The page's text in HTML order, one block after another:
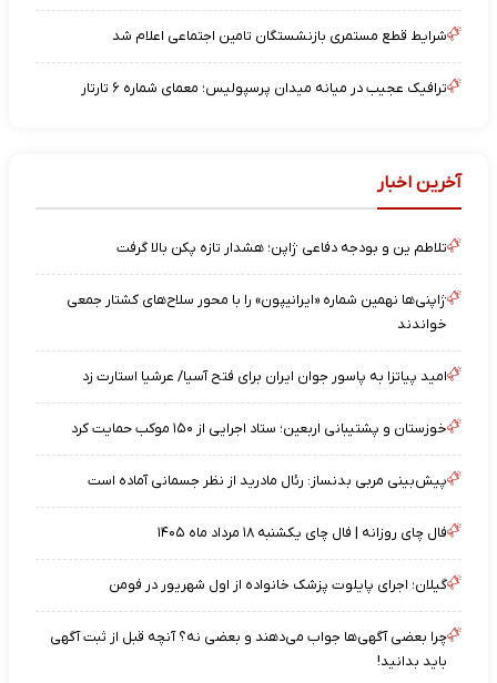
شرایط قطع مستمری بازنشستگان تامین اجتماعی اعلام شد
ترافیک عجیب در میانه میدان پرسپولیس؛ معمای شماره ۶ تارتار
آخرین اخبار
تلاطم ین و بودجه دفاعی ژاپن؛ هشدار تازه پکن بالا گرفت
ژاپنی‌ها نهمین شماره «ایرانیپون» را با محور سلاح‌های کشتار جمعی
خواندند
امید پیاتزا به پاسور جوان ایران برای فتح آسیا/ عرشیا استارت زد
خوزستان و پشتیبانی اربعین؛ ستاد اجرایی از ۱۵۰ موکب حمایت کرد
پیش‌بینی مربی بدنساز: رئال مادرید از نظر جسمانی آماده است
فال چای روزانه | فال چای یکشنبه ۱۸ مرداد ماه ۱۴۰۵
گیلان؛ اجرای پایلوت پزشک خانواده از اول شهریور در فومن
چرا بعضی آگهی‌ها جواب می‌دهند و بعضی نه؟ آنچه قبل از ثبت آگهی
باید بدانید!